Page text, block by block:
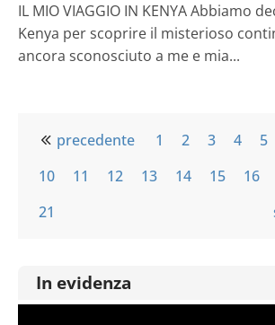
IL MIO VIAGGIO IN KENYA Abbiamo
Kenya per scoprire il misterioso
ancora sconosciuto a me e mia...
precedente 1 2 3 4 5
10
11 12 13 14 15 16
21
In evidenza